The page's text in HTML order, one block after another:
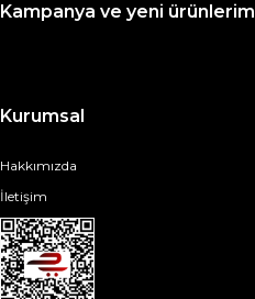
Kampanya ve yeni
Kurumsal
Hakkımızda
İletişim